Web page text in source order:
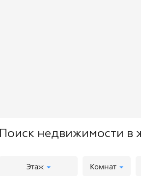
Поиск недвижимости в
Этаж Комнат